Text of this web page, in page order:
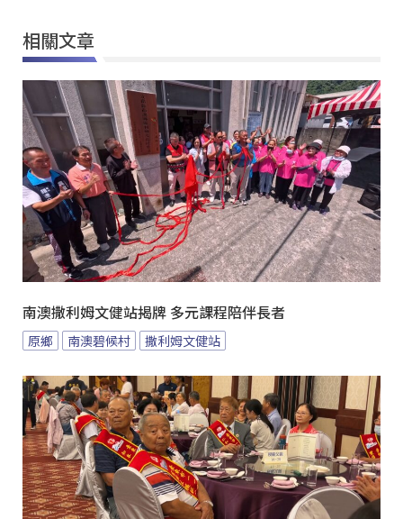
相關文章
南澳撒利姆文健站揭牌 多元課程陪伴長者
原鄉 南澳碧候村 撒利姆文健站